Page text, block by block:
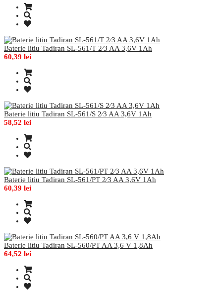
Baterie litiu Tadiran SL-561/T 2⁄3 AA 3,6V 1Ah
60,39 lei
Baterie litiu Tadiran SL-561/S 2⁄3 AA 3,6V 1Ah
58,52 lei
Baterie litiu Tadiran SL-561/PT 2⁄3 AA 3,6V 1Ah
60,39 lei
Baterie litiu Tadiran SL-560/PT AA 3,6 V 1,8Ah
64,52 lei